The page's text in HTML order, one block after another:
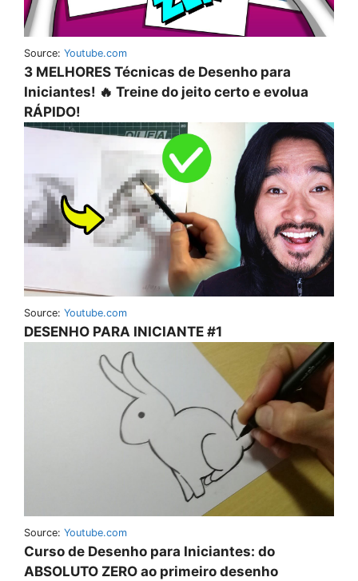
Source: Youtube.com
3 MELHORES Técnicas de Desenho para
Iniciantes! 🔥 Treine do jeito certo e evolua
RÁPIDO!
Source: Youtube.com
DESENHO PARA INICIANTE #1
Source: Youtube.com
Curso de Desenho para Iniciantes: do
ABSOLUTO ZERO ao primeiro desenho